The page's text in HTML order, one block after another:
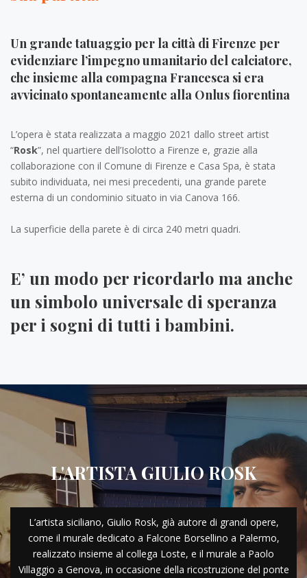
Un grande tatuaggio per la città di Firenze per
evidenziare l’impegno umanitario del calciatore,
che insieme alla compagna Francesca si era
avvicinato spontaneamente alla Onlus fiorentina
L’opera è stata realizzata a maggio 2021 dallo street artist
“Rosk”, nel quartiere dell’Isolotto a Firenze e, grazie alla
collaborazione con il Comune di Firenze e Casa Spa, è stata
subito individuata, nei mesi precedenti, una grande parete
esterna di un condominio situato in via Canova 166.
La superficie della parete è di circa 240 metri quadri.
E’ un modo per ricordarlo ma anche
un simbolo universale di speranza
per i sogni di tutti i bambini.
L'ARTISTA GIULIO ROSK
L’artista siciliano, Giulio Rosk, già autore di grandi opere,
come il murale dedicato a Falcone Borsellino a Palermo,
realizzato insieme al collega Loste, e il murale a Paolo
Villaggio a Genova, in occasione della ricostruzione del ponte